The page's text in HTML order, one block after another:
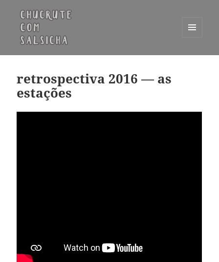
WIDGETS
retrospectiva 2016 — as
estações